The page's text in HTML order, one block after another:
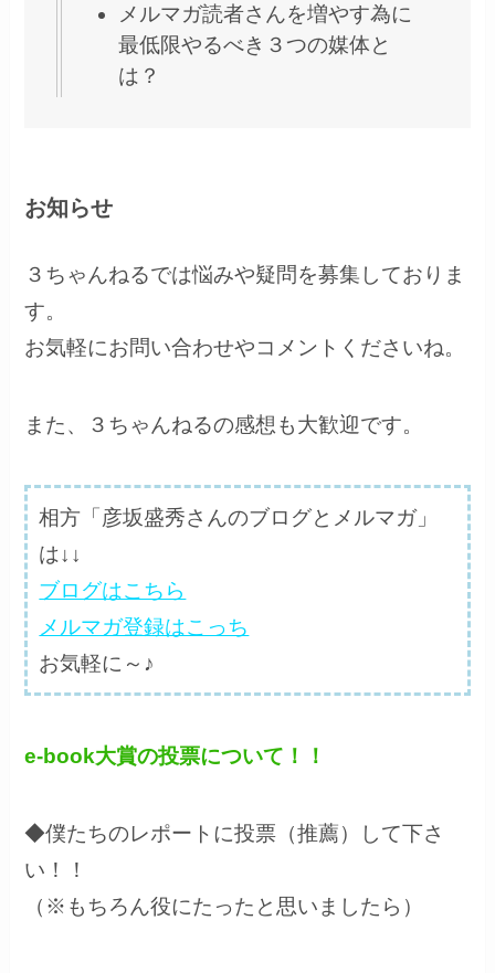
メルマガ読者さんを増やす為に
最低限やるべき３つの媒体と
は？
お知らせ
３ちゃんねるでは悩みや疑問を募集しておりま
す。
お気軽にお問い合わせやコメントくださいね。
また、３ちゃんねるの感想も大歓迎です。
相方「彦坂盛秀さんのブログとメルマガ」
は↓↓
ブログはこちら
メルマガ登録はこっち
お気軽に～♪
e-book大賞の投票について！！
◆僕たちのレポートに投票（推薦）して下さ
い！！
（※もちろん役にたったと思いましたら）